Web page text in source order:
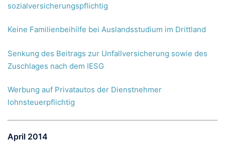
sozialversicherungspflichtig
Keine Familienbeihilfe bei Auslandsstudium im Drittland
Senkung des Beitrags zur Unfallversicherung sowie des
Zuschlages nach dem IESG
Werbung auf Privatautos der Dienstnehmer
lohnsteuerpflichtig
April 2014